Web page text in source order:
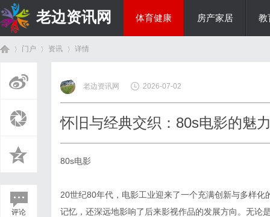
老边资讯网 体育健康 房产家居 教
门户 资讯
›
详情
评论
老边资讯网 2026-07-02
怀旧与经典交织：80s电影的魅
80s电影
20世纪80年代，电影工业迎来了一个充满创新与多样
记忆，还深远地影响了后来影视作品的发展方向。无论